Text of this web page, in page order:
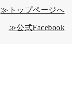
≫トップページへ
≫公式Facebook